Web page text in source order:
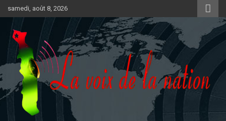
au
contenu
samedi, août 8, 2026